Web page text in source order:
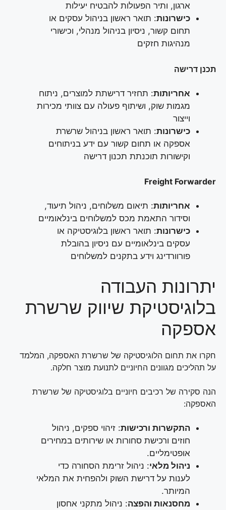
ארגון, ותיר הפעולות להבטיח יעילות
כישרונות: תואר ראשון בניהול עסקים או
תחום קשור, ניסיון בניהול מנהלי, וכישורי
מנהיגות חזקים
תכנן דרישה
אחריותות: תחזיר דרישתת למוצרים, ניתוח
מגמות שוק, ושיתוף פעולה עם צוותי מכירות
וייצור
כישרונות: תואר ראשון בניהול שרשרת
אספקה או תחום קשור עם ידע בניתוחים
וקישורות תוכנתת תכנון דרישה
Freight Forwarder
אחריותות: תיאום משלוחים, ניהול תיעוד,
וסידור התאמת מכס למשלוחים בינלאומיים
כישרונות: תואר ראשון בלוגיסטיקה או
עסקים בינלאומיים עם ניסיון בהובלת
פורוורדינג וידע בתקנים למשלוחים
יתרונות העבודה
בלוגיסטיקת שיווק שרשרת
אספקה
חקרו את תחום הלוגיסטיקה של שרשרת האספקה, המלמד
על תהליכים מגוונים החיוניים לתנועת מוצר חלקה.
הנה סקירה של רכיבים חיוניים בלוגיסטיקה של שרשרת
האספקה:
התקשרות ורכישות: זיהוי ספקים, ניהול
חוזים ורכישת סחורות או שירותים במחירים
אופטימליים.
ניהול מלאי: ניהול זרימת הסחורה כדי
לענות על דרישת השוק ולהפחית את המלאי
המיותר.
מחסנאות והפצה: ניהול מתקני אחסון